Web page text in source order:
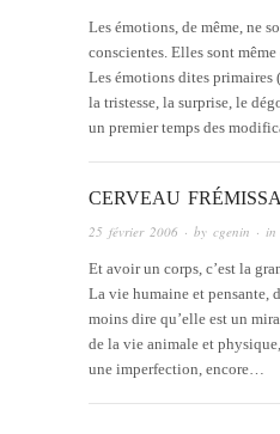
Les émotions, de même, ne
conscientes. Elles sont
Les émotions dites primaires
la tristesse, la surprise, le
un premier temps des
CERVEAU
25 février 2006 · by cgenin · in
Et avoir un corps, c’est la
La vie humaine et pensante,
moins dire qu’elle est un
de la vie animale et
une imperfection, encore…